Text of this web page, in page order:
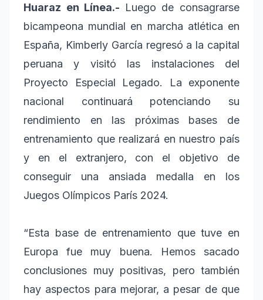
Huaraz en Línea.- Luego de consagrarse
bicampeona mundial en marcha atlética en
España, Kimberly García regresó a la capital
peruana y visitó las instalaciones del
Proyecto Especial Legado. La exponente
nacional continuará potenciando su
rendimiento en las próximas bases de
entrenamiento que realizará en nuestro país
y en el extranjero, con el objetivo de
conseguir una ansiada medalla en los
Juegos Olímpicos París 2024.
“Esta base de entrenamiento que tuve en
Europa fue muy buena. Hemos sacado
conclusiones muy positivas, pero también
hay aspectos para mejorar, a pesar de que